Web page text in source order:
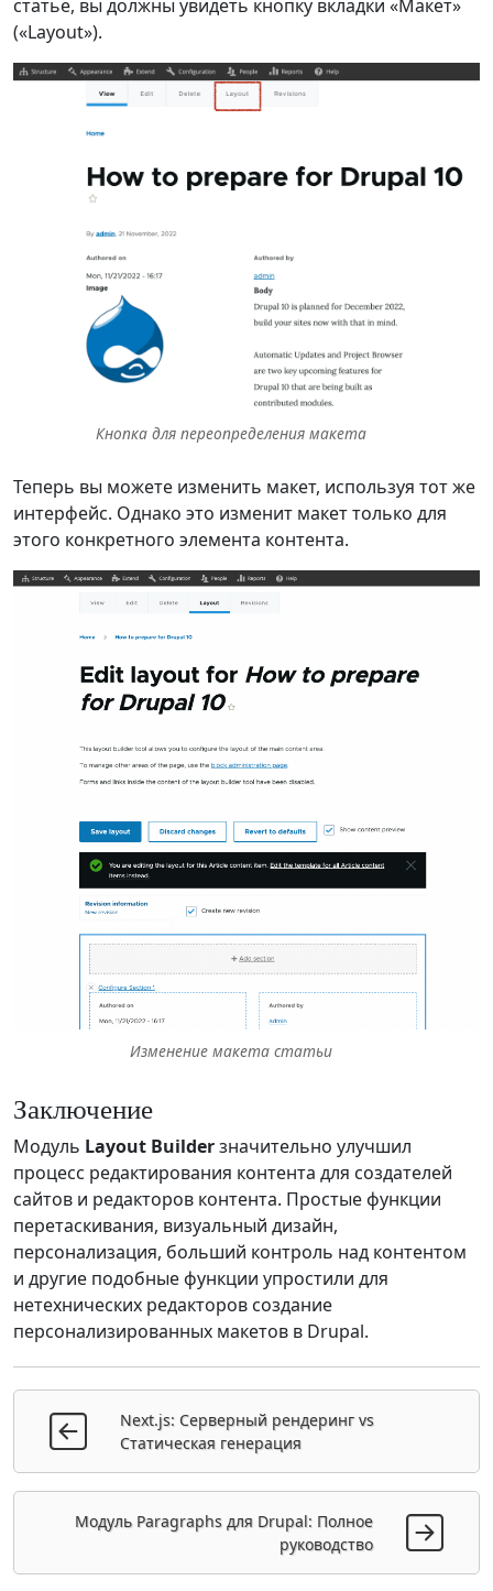
статье, вы должны увидеть кнопку вкладки «Макет»
(«Layout»).
Кнопка для переопределения макета
Теперь вы можете изменить макет, используя тот же
интерфейс. Однако это изменит макет только для
этого конкретного элемента контента.
Изменение макета статьи
Заключение
Модуль Layout Builderзначительно улучшил
процесс редактирования контента для создателей
сайтов и редакторов контента. Простые функции
перетаскивания, визуальный дизайн,
персонализация, больший контроль над контентом
и другие подобные функции упростили для
нетехнических редакторов создание
персонализированных макетов в Drupal.
Next.js: Серверный рендеринг vs
Статическая генерация
Модуль Paragraphs для Drupal: Полное
руководство